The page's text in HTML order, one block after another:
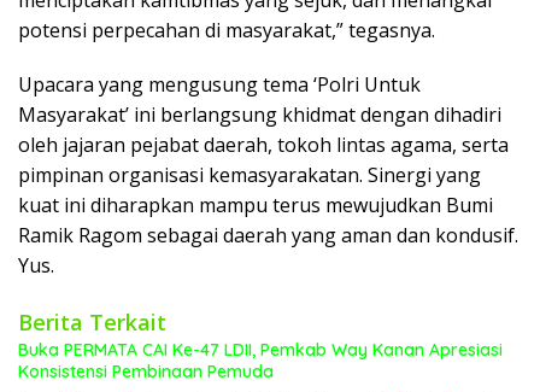
potensi perpecahan di masyarakat,” tegasnya.
Upacara yang mengusung tema ‘Polri Untuk
Masyarakat’ ini berlangsung khidmat dengan dihadiri
oleh jajaran pejabat daerah, tokoh lintas agama, serta
pimpinan organisasi kemasyarakatan. Sinergi yang
kuat ini diharapkan mampu terus mewujudkan Bumi
Ramik Ragom sebagai daerah yang aman dan kondusif.
Yus.
Berita Terkait
Buka PERMATA CAI Ke-47 LDII, Pemkab Way Kanan Apresiasi
Konsistensi Pembinaan Pemuda